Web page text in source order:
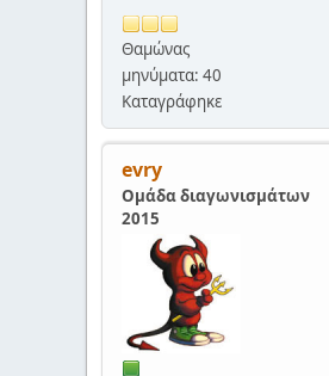
Θαμώνας
μηνύματα: 40
Καταγράφηκε
evry
Ομάδα διαγωνισμάτων
2015